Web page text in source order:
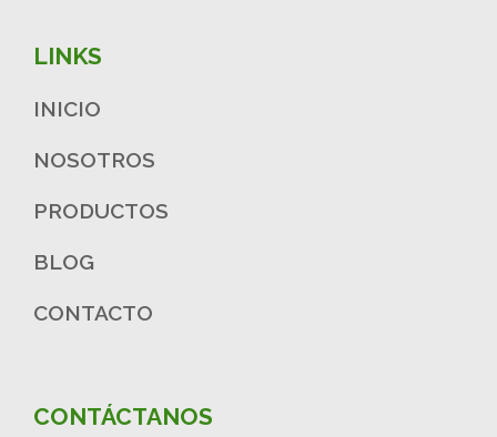
LINKS
INICIO
NOSOTROS
PRODUCTOS
BLOG
CONTACTO
CONTÁCTANOS